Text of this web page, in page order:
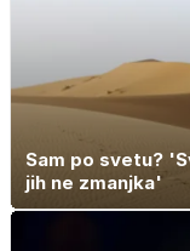
Sam po svetu?
jih ne zmanjka'